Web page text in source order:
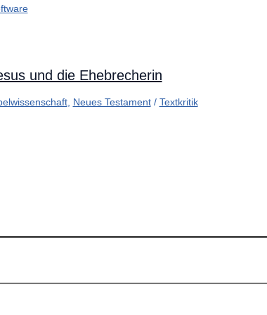
und die Ehebrecherin
, Neues Testament/ Textkritik